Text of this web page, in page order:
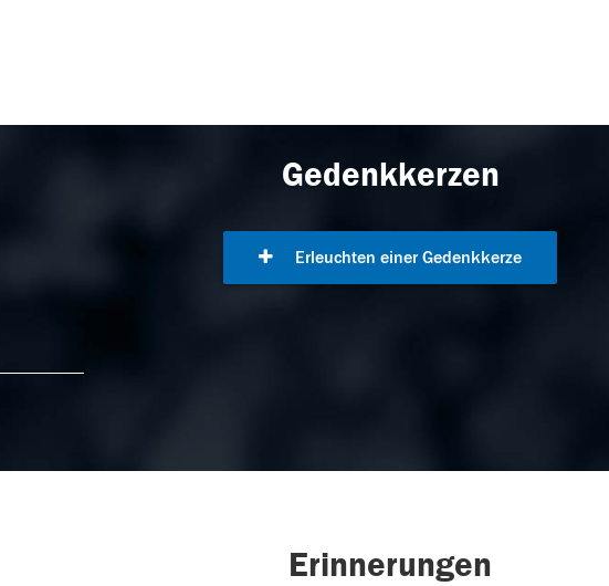
Gedenkkerzen
Erleuchten einer Gedenkkerze
Erinnerungen